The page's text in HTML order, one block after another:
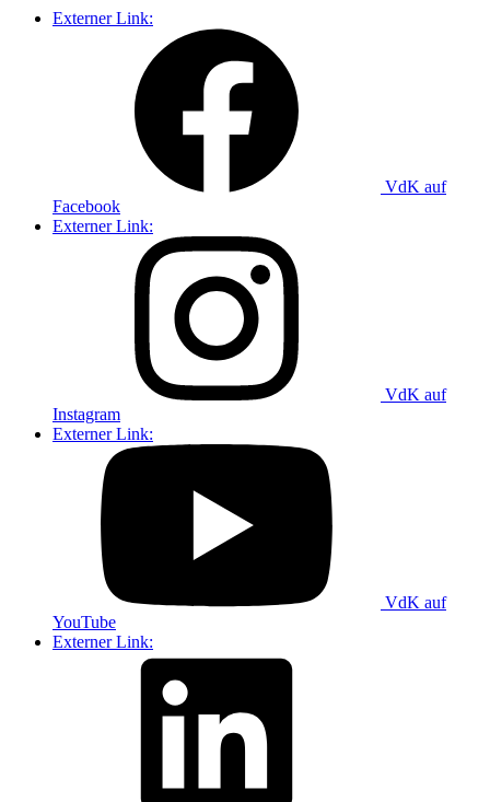
Externer Link:
VdK auf
Facebook
Externer Link:
VdK auf
Instagram
Externer Link:
VdK auf
YouTube
Externer Link: